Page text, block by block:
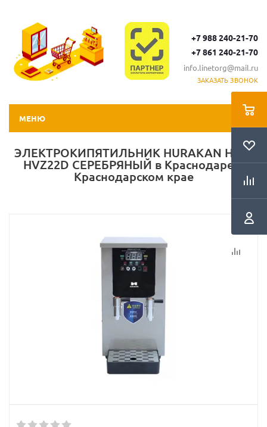
+7 988 240-21-70
+7 861 240-21-70
info.linetorg@mail.ru
ЗАКАЗАТЬ ЗВОНОК
МЕНЮ
ЭЛЕКТРОКИПЯТИЛЬНИК HURAKAN HKN-
HVZ22D СЕРЕБРЯНЫЙ в Краснодаре и
Краснодарском крае